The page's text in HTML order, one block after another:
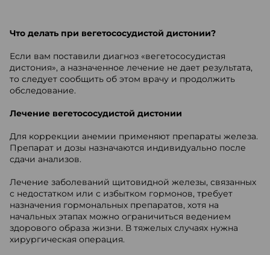
Что делать при вегетососудистой дистонии?
Если вам поставили диагноз «вегетососудистая
дистония», а назначенное лечение не дает результата,
то следует сообщить об этом врачу и продолжить
обследование.
Лечение вегетососудистой дистонии
Для коррекции анемии применяют препараты железа.
Препарат и дозы назначаются индивидуально после
сдачи анализов.
Лечение заболеваний щитовидной железы, связанных
с недостатком или с избытком гормонов, требует
назначения гормональных препаратов, хотя на
начальных этапах можно ограничиться ведением
здорового образа жизни. В тяжелых случаях нужна
хирургическая операция.